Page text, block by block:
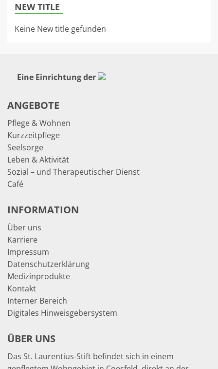
NEW TITLE
Keine New title gefunden
Eine Einrichtung der
ANGEBOTE
Pflege & Wohnen
Kurzzeitpflege
Seelsorge
Leben & Aktivität
Sozial – und Therapeutischer Dienst
Café
INFORMATION
Über uns
Karriere
Impressum
Datenschutzerklärung
Medizinprodukte
Kontakt
Interner Bereich
Digitales Hinweisgebersystem
ÜBER UNS
Das St. Laurentius-Stift befindet sich in einem